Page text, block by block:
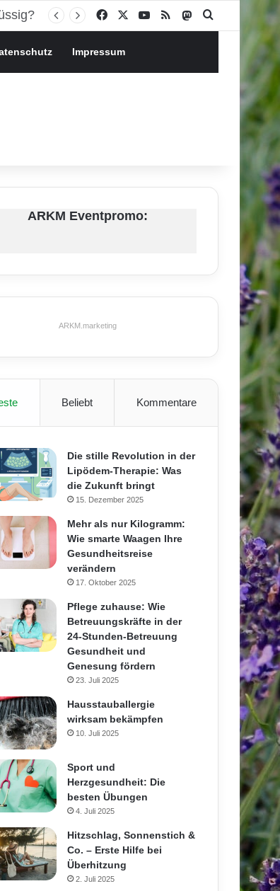
Facebook YouTube
RSS MastodonSuchen nach
Impressum
ARKM Eventpromo:
ARKM.marketing
Beliebt Kommentare
Die stille Revolution in der
Lipödem-Therapie: Was
die Zukunft bringt
15. Dezember 2025
Mehr als nur Kilogramm:
Wie smarte Waagen Ihre
Gesundheitsreise
verändern
17. Oktober 2025
Pflege zuhause: Wie
Betreuungskräfte in der
24-Stunden-Betreuung
Gesundheit und
Genesung fördern
23. Juli 2025
Hausstauballergie
wirksam bekämpfen
10. Juli 2025
Sport und
Herzgesundheit: Die
besten Übungen
4. Juli 2025
Hitzschlag, Sonnenstich &
Co. – Erste Hilfe bei
Überhitzung
2. Juli 2025